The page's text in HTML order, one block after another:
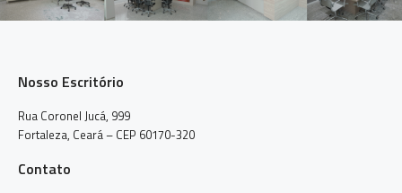
Nosso Escritório
Rua Coronel Jucá, 999
Fortaleza, Ceará – CEP 60170-320
Contato